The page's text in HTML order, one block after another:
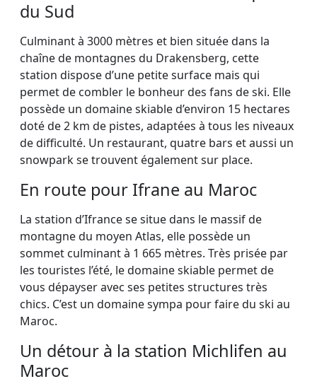
du Sud
Culminant à 3000 mètres et bien située dans la
chaîne de montagnes du Drakensberg, cette
station dispose d’une petite surface mais qui
permet de combler le bonheur des fans de ski. Elle
possède un domaine skiable d’environ 15 hectares
doté de 2 km de pistes, adaptées à tous les niveaux
de difficulté. Un restaurant, quatre bars et aussi un
snowpark se trouvent également sur place.
En route pour Ifrane au Maroc
La station d’Ifrance se situe dans le massif de
montagne du moyen Atlas, elle possède un
sommet culminant à 1 665 mètres. Très prisée par
les touristes l’été, le domaine skiable permet de
vous dépayser avec ses petites structures très
chics. C’est un domaine sympa pour faire du ski au
Maroc.
Un détour à la station Michlifen au
Maroc